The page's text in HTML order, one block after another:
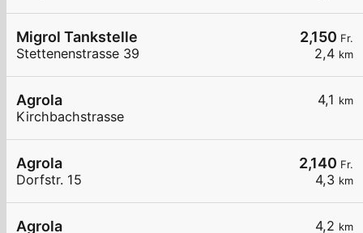
2,150 Fr.
2,4 km
Migrol Tankstelle
Stettenenstrasse 39
4,1 km
Agrola
Kirchbachstrasse
2,140 Fr.
4,3 km
Agrola
Dorfstr. 15
4,2 km
Agrola